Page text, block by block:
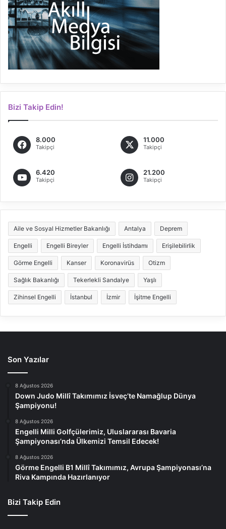
Bizi Takip Edin!
8.000
Takipçi
11.000
Takipçi
6.420
Takipçi
21.200
Takipçi
Aile ve Sosyal Hizmetler Bakanlığı Antalya Deprem
Engelli Engelli Bireyler Engelli İstihdamı Erişilebilirlik
Görme Engelli Kanser Koronavirüs Otizm
Sağlık Bakanlığı Tekerlekli Sandalye Yaşlı
Zihinsel Engelli İstanbul İzmir İşitme Engelli
Son Yazılar
8 Ağustos 2026
Down Judo Millî Takımımız İsveç’te Namağlup Dünya
Şampiyonu!
8 Ağustos 2026
Engelli Milli Golfçülerimiz, Uluslararası Bavaria
Şampiyonası’nda Ülkemizi Temsil Edecek!
8 Ağustos 2026
Görme Engelli B1 Millî Takımımız, Avrupa Şampiyonası’na
Riva Kampında Hazırlanıyor
Bizi Takip Edin